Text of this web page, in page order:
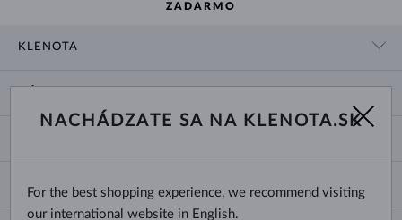
ZADARMO
KLENOTA
O NÁS
DODANIE A PLATBA ZA TOVAR
VÝBER SVADOBNÝCH OBRÚČOK
TYPY A DĹŽKY RETIAZOK
NACHÁDZATE SA NA KLENOTA.SK
For the best shopping experience, we recommend visiting
our international website in English.